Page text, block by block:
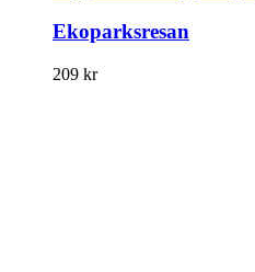
Ekoparksresan
209 kr